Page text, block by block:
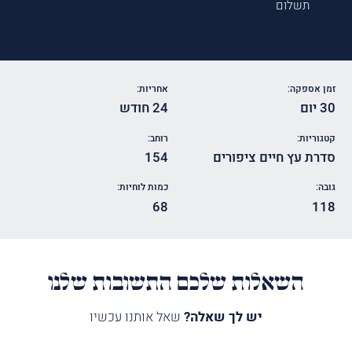
תשלום
זמן אספקה:
30 יום
אחריות:
24 חודש
קטגוריות:
סדרת עץ חיים ציפורים
רוחב:
154
גובה:
118
כמות לוחיות:
68
השאלות שלכם התשובות שלנו
יש לך שאלה? שאל אותנו עכשיו